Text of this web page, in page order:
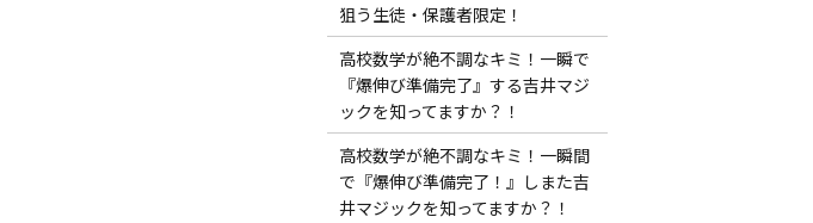
狙う生徒・保護者限定！
高校数学が絶不調なキミ！一瞬で
『爆伸び準備完了』する吉井マジ
ックを知ってますか？！
高校数学が絶不調なキミ！一瞬間
で『爆伸び準備完了！』しまた吉
井マジックを知ってますか？！